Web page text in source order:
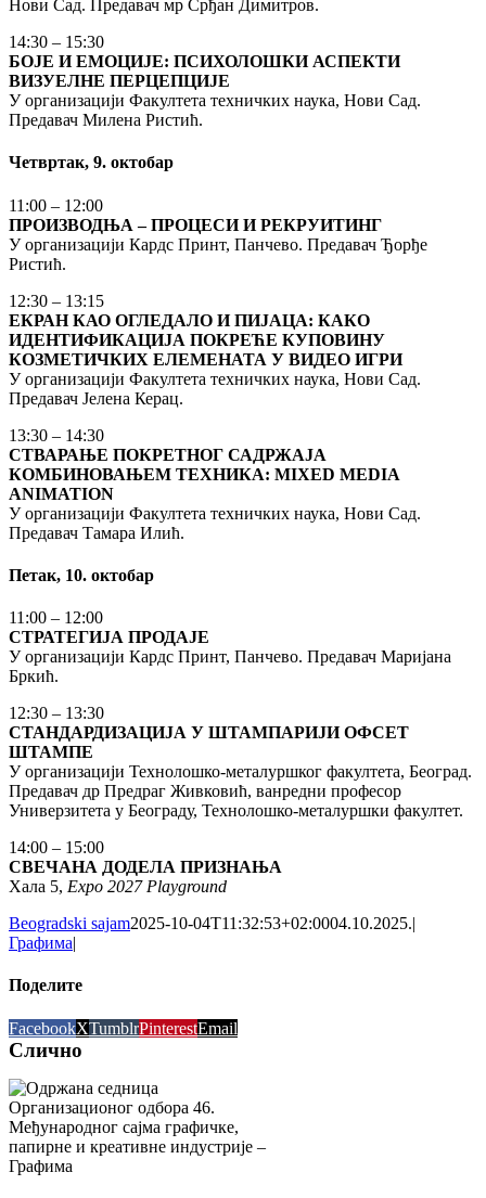
Нови Сад. Предавач мр Срђан Димитров.
14:30 – 15:30
БОЈЕ И ЕМОЦИЈЕ: ПСИХОЛОШКИ АСПЕКТИ
ВИЗУЕЛНЕ ПЕРЦЕПЦИЈЕ
У организацији Факултета техничких наука, Нови Сад.
Предавач Милена Ристић.
Четвртак, 9. октобар
11:00 – 12:00
ПРОИЗВОДЊА – ПРОЦЕСИ И РЕКРУИТИНГ
У организацији Кардс Принт, Панчево. Предавач Ђорђе
Ристић.
12:30 – 13:15
ЕКРАН КАО ОГЛЕДАЛО И ПИЈАЦА: КАКО
ИДЕНТИФИКАЦИЈА ПОКРЕЋЕ КУПОВИНУ
КОЗМЕТИЧКИХ ЕЛЕМЕНАТА У ВИДЕО ИГРИ
У организацији Факултета техничких наука, Нови Сад.
Предавач Јелена Керац.
13:30 – 14:30
СТВАРАЊЕ ПОКРЕТНОГ САДРЖАЈА
КОМБИНОВАЊЕМ ТЕХНИКА: MIXED MEDIA
ANIMATION
У организацији Факултета техничких наука, Нови Сад.
Предавач Тамара Илић.
Петак, 10. октобар
11:00 – 12:00
СТРАТЕГИЈА ПРОДАЈЕ
У организацији Кардс Принт, Панчево. Предавач Маријана
Бркић.
12:30 – 13:30
СТАНДАРДИЗАЦИЈА У ШТАМПАРИЈИ ОФСЕТ
ШТАМПЕ
У организацији Технолошко-металуршког факултета, Београд.
Предавач др Предраг Живковић, ванредни професор
Универзитета у Београду, Технолошко-металуршки факултет.
14:00 – 15:00
СВЕЧАНА ДОДЕЛА ПРИЗНАЊА
Хала 5, Expo 2027 Playground
Beogradski sajam2025-10-04T11:32:53+02:0004.10.2025.|
Графима|
Поделите
FacebookXTumblrPinterestEmail
Слично